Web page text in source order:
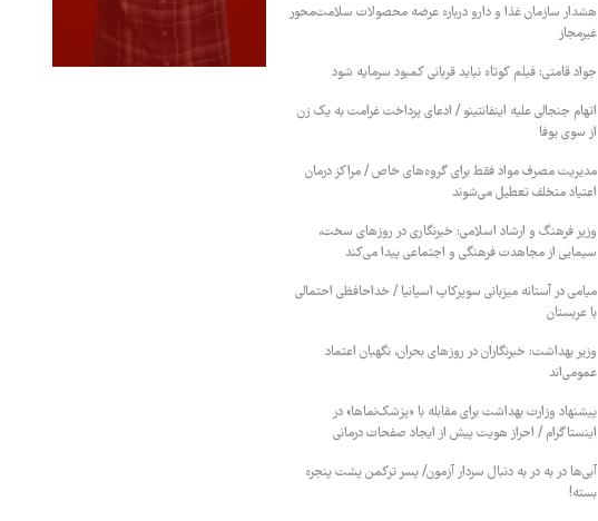
هشدار سازمان غذا و دارو درباره عرضه محصولات سلامت‌محور
غیرمجاز
جواد قامتی: فیلم کوتاه نباید قربانی کمبود سرمایه شود
اتهام جنجالی علیه اینفانتینو / ادعای پرداخت غرامت به یک زن
از سوی یوفا
مدیریت مصرف مواد فقط برای گروه‌های خاص / مراکز درمان
اعتیاد متخلف تعطیل می‌شوند
وزیر فرهنگ و ارشاد اسلامی: خبرنگاری در روزهای سخت،
سیمایی از مجاهدت فرهنگی و اجتماعی پیدا می‌کند
میامی در آستانه میزبانی سوپرکاپ اسپانیا / خداحافظی احتمالی
با عربستان
وزیر بهداشت: خبرنگاران در روزهای بحران، نگهبان اعتماد
عمومی‌اند
پیشنهاد وزارت بهداشت برای مقابله با «پزشک‌نماها» در
اینستاگرام / احراز هویت پیش از ایجاد صفحات درمانی
آبی‌ها در به در به دنبال سردار آزمون/ پسر ترکمن پشت پنجره
بسته!